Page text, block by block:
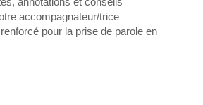
accompagnateur/trice
renforcé pour la prise de parole en